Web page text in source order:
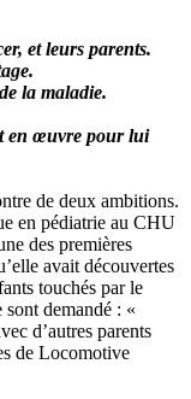
et leurs parents.
la maladie.
en œuvre pour lui
de deux ambitions.
en pédiatrie au CHU
des premières
avait découvertes
touchés par le
demandé : «
d’autres parents
de Locomotive